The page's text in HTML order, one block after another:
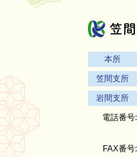
本所
笠間支所
岩間支所
電話番号:
FAX番号: